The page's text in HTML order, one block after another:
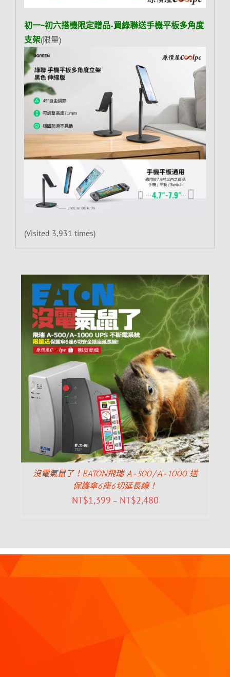
初一~初六搭機限定贈品-買綠聯送手機平板多角度
支架(限量)
(Visited 3,931 times)
沒電氣鼠了！EATON飛瑞 A-500/A-1000 送
保護傘6座6切延長線！
NT$1,399 – NT$2,480